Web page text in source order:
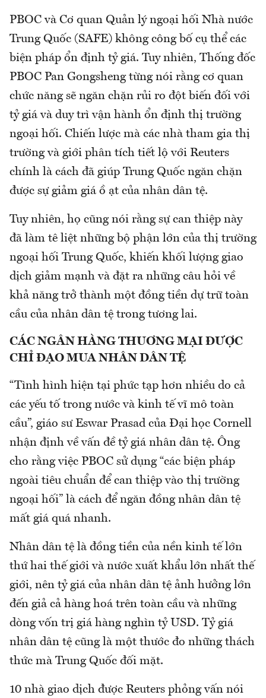
PBOC và Cơ quan Quản lý ngoại hối Nhà nước
Trung Quốc (SAFE) không công bố cụ thể các
biện pháp ổn định tỷ giá. Tuy nhiên, Thống đốc
PBOC Pan Gongsheng từng nói rằng cơ quan
chức năng sẽ ngăn chặn rủi ro đột biến đối với
tỷ giá và duy trì vận hành ổn định thị trường
ngoại hối. Chiến lược mà các nhà tham gia thị
trường và giới phân tích tiết lộ với Reuters
chính là cách đã giúp Trung Quốc ngăn chặn
được sự giảm giá ồ ạt của nhân dân tệ.
Tuy nhiên, họ cũng nói rằng sự can thiệp này
đã làm tê liệt những bộ phận lớn của thị trường
ngoại hối Trung Quốc, khiến khối lượng giao
dịch giảm mạnh và đặt ra những câu hỏi về
khả năng trở thành một đồng tiền dự trữ toàn
cầu của nhân dân tệ trong tương lai.
CÁC NGÂN HÀNG THUƠNG MẠI ĐƯỢC
CHỈ ĐẠO MUA NHÂN DÂN TỆ
“Tình hình hiện tại phức tạp hơn nhiều do cả
các yếu tố trong nước và kinh tế vĩ mô toàn
cầu”, giáo sư Eswar Prasad của Đại học Cornell
nhận định về vấn đề tỷ giá nhân dân tệ. Ông
cho rằng việc PBOC sử dụng “các biện pháp
ngoài tiêu chuẩn để can thiệp vào thị trường
ngoại hối” là cách để ngăn đồng nhân dân tệ
mất giá quá nhanh.
Nhân dân tệ là đồng tiền của nền kinh tế lớn
thứ hai thế giới và nước xuất khẩu lớn nhất thế
giới, nên tỷ giá của nhân dân tệ ảnh hưởng lớn
đến giả cả hàng hoá trên toàn cầu và những
dòng vốn trị giá hàng nghìn tỷ USD. Tỷ giá
nhân dân tệ cũng là một thước đo những thách
thức mà Trung Quốc đối mặt.
10 nhà giao dịch được Reuters phỏng vấn nói